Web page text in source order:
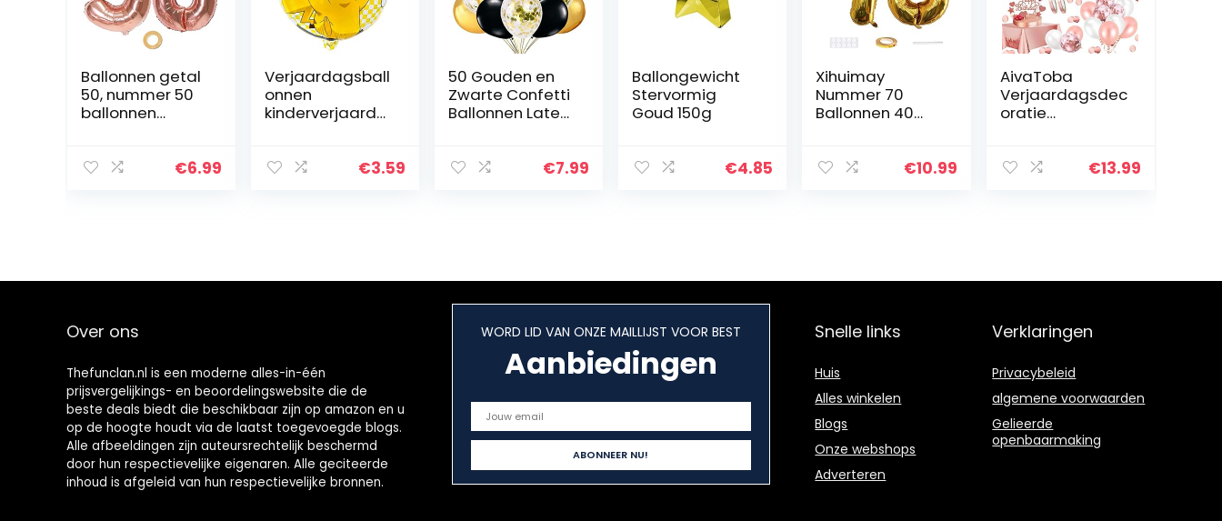
Ballonnen getal
50, nummer 50
ballonnen
verjaardag
€6.99
Verjaardagsball
onnen
kinderverjaarda
verjaardag
€3.59
50 Gouden en
Zwarte Confetti
Ballonnen Latex
voor Verjaardag
€7.99
Ballongewicht
Stervormig
Goud 150g
€4.85
Xihuimay
Nummer 70
Ballonnen 40
Verjaardag
Feestartikelen
Bruids Douche,
70
€10.99
AivaToba
Verjaardagsdec
oratie
Happy Birthday
€13.99
Over ons
Thefunclan.nl is een moderne alles-in-één
prijsvergelijkings- en beoordelingswebsite die de
beste deals biedt die beschikbaar zijn op amazon en u
op de hoogte houdt via de laatst toegevoegde blogs.
Alle afbeeldingen zijn auteursrechtelijk beschermd
door hun respectievelijke eigenaren. Alle geciteerde
inhoud is afgeleid van hun respectievelijke bronnen.
WORD LID VAN ONZE MAILLIJST VOOR BEST
Aanbiedingen
Snelle links
Huis
Alles winkelen
Blogs
Onze webshops
Adverteren
Verklaringen
Privacybeleid
algemene voorwaarden
Gelieerde
openbaarmaking